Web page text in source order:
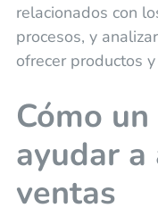
relacionados con
procesos, y
ofrecer productos
Cómo
ayudar
ventas